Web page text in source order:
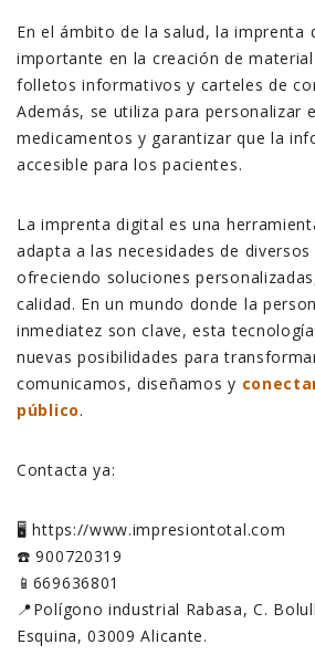
En el ámbito de la salud, la imprenta
importante en la creación de
folletos informativos y carteles de
Además, se utiliza para personalizar
medicamentos y garantizar que la
accesible para los pacientes.
La imprenta digital es una
adapta a las necesidades de
ofreciendo soluciones
calidad. En un mundo donde la
inmediatez son clave, esta
nuevas posibilidades para
comunicamos, diseñamos y
público.
Contacta ya:
🖥️ https://www.impresiontotal.com
☎️ 900720319
📱669636801
📍Polígono industrial Rabasa, C.
Esquina, 03009 Alicante.